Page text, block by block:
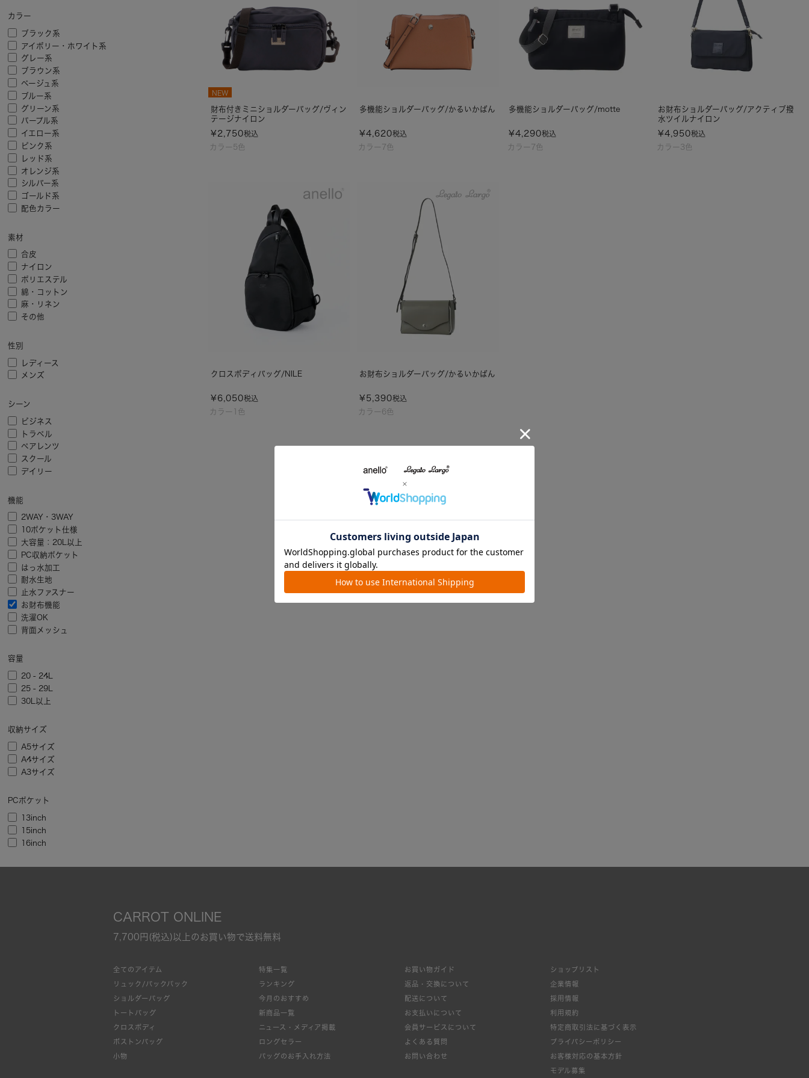
カラー
ブラック系
アイボリー・ホワイト系
グレー系
ブラウン系
ベージュ系
ブルー系
グリーン系
パープル系
イエロー系
ピンク系
レッド系
オレンジ系
シルバー系
ゴールド系
配色カラー
素材
合皮
ナイロン
ポリエステル
綿・コットン
麻・リネン
その他
性別
レディース
メンズ
シーン
ビジネス
トラベル
ペアレンツ
スクール
デイリー
機能
2WAY・3WAY
10ポケット仕様
大容量：20L以上
PC収納ポケット
はっ水加工
耐水生地
止水ファスナー
お財布機能
洗濯OK
背面メッシュ
容量
20 - 24L
25 - 29L
30L以上
収納サイズ
A5サイズ
A4サイズ
A3サイズ
PCポケット
13inch
15inch
16inch
カラー5色
NEW
財布付きミニショルダーバッグ/ヴィン
テージナイロン
¥ 2,750税込
カラー7色
多機能ショルダーバッグ/かるいかばん
¥4,620税込
カラー7色
多機能ショルダーバッグ/motte
¥4,290税込
カラー3色
お財布ショルダーバッグ/アクティブ撥
水ツイルナイロン
¥4,950税込
カラー1色
クロスボディバッグ/NILE
¥ 6,050税込
カラー6色
お財布ショルダーバッグ/かるいかばん
¥ 5,390税込
絞り込み
CARROT ONLINE
7,700円(税込)以上のお買い物で送料無料
全てのアイテム
リュック/バックパック
ショルダーバッグ
トートバッグ
クロスボディ
ボストンバッグ
小物
特集一覧
ランキング
今月のおすすめ
新商品一覧
ニュース・メディア掲載
ロングセラー
バッグのお手入れ方法
お買い物ガイド
返品・交換について
配送について
お支払いについて
会員サービスについて
よくある質問
お問い合わせ
ショップリスト
企業情報
採用情報
利用規約
特定商取引法に基づく表示
プライバシーポリシー
お客様対応の基本方針
モデル募集